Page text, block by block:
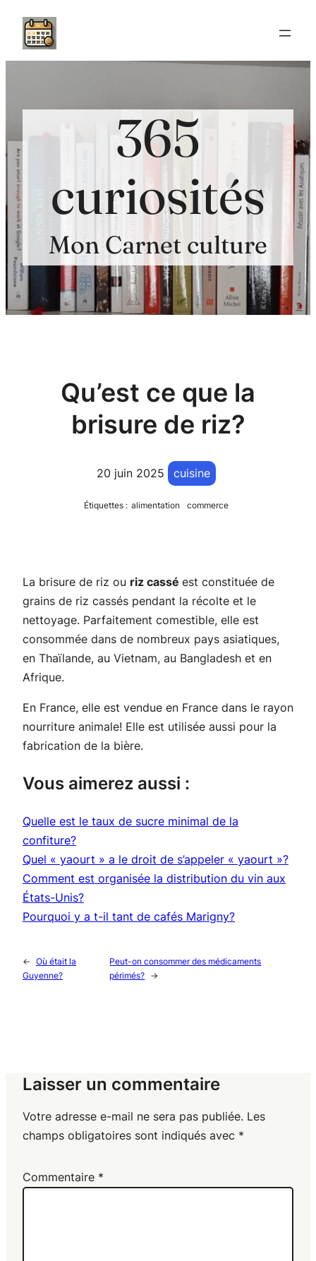
Aller
contenu
365
curiosités
Mon Carnet culture
Qu’est ce que la
brisure de riz?
20 juin 2025 cuisine
Étiquettes : alimentation commerce
La brisure de riz ou riz cassé est constituée de
grains de riz cassés pendant la récolte et le
nettoyage. Parfaitement comestible, elle est
consommée dans de nombreux pays asiatiques,
en Thaïlande, au Vietnam, au Bangladesh et en
Afrique.
En France, elle est vendue en France dans le rayon
nourriture animale! Elle est utilisée aussi pour la
fabrication de la bière.
Vous aimerez aussi :
Quelle est le taux de sucre minimal de la
confiture?
Quel « yaourt » a le droit de s’appeler « yaourt »?
Comment est organisée la distribution du vin aux
États-Unis?
Pourquoi y a t-il tant de cafés Marigny?
← Où était la
Guyenne?
Peut-on consommer des médicaments
périmés? →
Laisser un commentaire
Votre adresse e-mail ne sera pas publiée. Les
champs obligatoires sont indiqués avec *
Commentaire *